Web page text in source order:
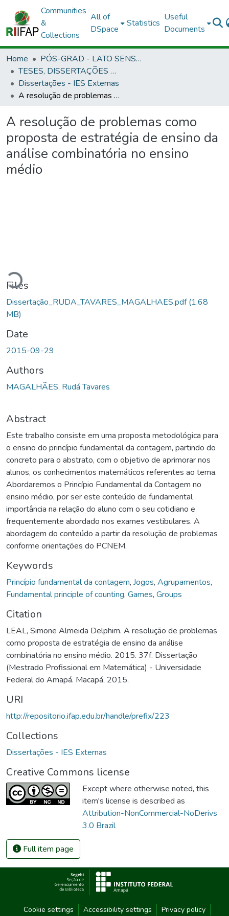
Communities
&
Collections
All of
DSpace
Statistics
Useful
Documents
Home
PÓS-GRAD - LATO SENSU E STRICTO SENSU
TESES, DISSERTAÇÕES E ESPECIALIZAÇÃO APROVADAS EM OUTRAS INSTITUIÇÕES
Dissertações - IES Externas
A resolução de problemas como proposta de estratégia de ensino da análise combinatória no ensino médio
A resolução de problemas como
proposta de estratégia de ensino da
análise combinatória no ensino
médio
Files
Dissertação_RUDA_TAVARES_MAGALHAES.pdf(1.68
MB)
Date
2015-09-29
Authors
MAGALHÃES, Rudá Tavares
Abstract
Este trabalho consiste em uma proposta metodológica para
o ensino do princípio fundamental da contagem, partindo do
concreto para o abstrato, com o objetivo de aprimorar nos
alunos, os conhecimentos matemáticos referentes ao tema.
Abordaremos o Princípio Fundamental da Contagem no
ensino médio, por ser este conteúdo de fundamental
importância na relação do aluno com o seu cotidiano e
frequentemente abordado nos exames vestibulares. A
abordagem do conteúdo a partir da resolução de problemas
conforme orientações do PCNEM.
Keywords
Princípio fundamental da contagem, Jogos, Agrupamentos,
Fundamental principle of counting, Games, Groups
Citation
LEAL, Simone Almeida Delphim. A resolução de problemas
como proposta de estratégia de ensino da análise
combinatória no ensino médio. 2015. 37f. Dissertação
(Mestrado Profissional em Matemática) - Universidade
Federal do Amapá. Macapá, 2015.
URI
http://repositorio.ifap.edu.br/handle/prefix/223
Collections
Dissertações - IES Externas
Creative Commons license
Except where otherwise noted, this
item's license is described as
Attribution-NonCommercial-NoDerivs
3.0 Brazil
Full item page
Cookie settings Accessibility settings Privacy policy